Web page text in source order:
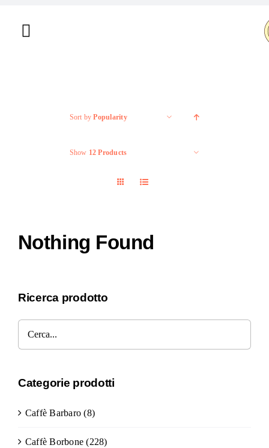
contenutoToggle
Contatti
Sort byPopularity
Show 12 Products
Nothing Found
Ricerca prodotto
Categorie prodotti
Caffè Barbaro (8)
Caffè Borbone (228)